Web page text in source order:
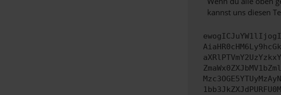
kannst uns diesen